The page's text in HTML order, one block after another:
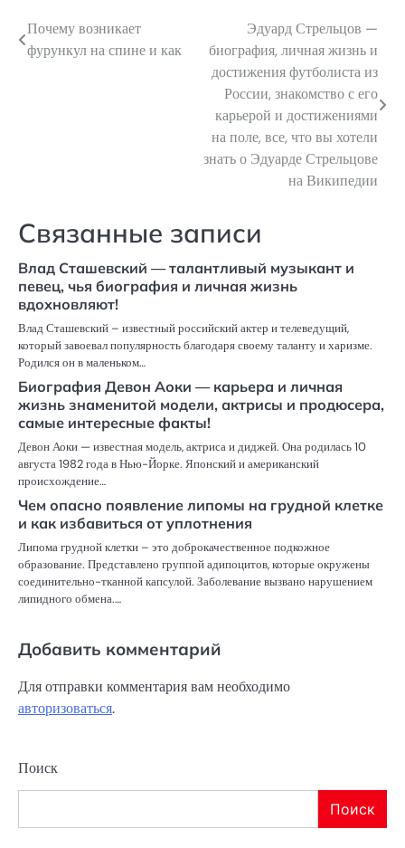
Навигация
по
Почему возникает
фурункул на спине и как
Эдуард Стрельцов —
биография, личная жизнь и
достижения футболиста из
России, знакомство с его
карьерой и достижениями
на поле, все, что вы хотели
знать о Эдуарде Стрельцове
на Википедии
Связанные записи
Влад Сташевский — талантливый музыкант и
певец, чья биография и личная жизнь
вдохновляют!
Влад Сташевский – известный российский актер и телеведущий,
который завоевал популярность благодаря своему таланту и харизме.
Родился он в маленьком…
Биография Девон Аоки — карьера и личная
жизнь знаменитой модели, актрисы и продюсера,
самые интересные факты!
Девон Аоки — известная модель, актриса и диджей. Она родилась 10
августа 1982 года в Нью-Йорке. Японский и американский
происхождение…
Чем опасно появление липомы на грудной клетке
и как избавиться от уплотнения
Липома грудной клетки – это доброкачественное подкожное
образование. Представлено группой адипоцитов, которые окружены
соединительно-тканной капсулой. Заболевание вызвано нарушением
липидного обмена.…
Добавить комментарий
Для отправки комментария вам необходимо
авторизоваться.
Поиск
Поиск